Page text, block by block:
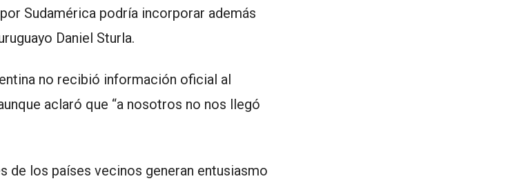
Sudamérica podría incorporar además
Daniel Sturla.
no recibió información oficial al
aclaró que “a nosotros no nos llegó
de los países vecinos generan entusiasmo